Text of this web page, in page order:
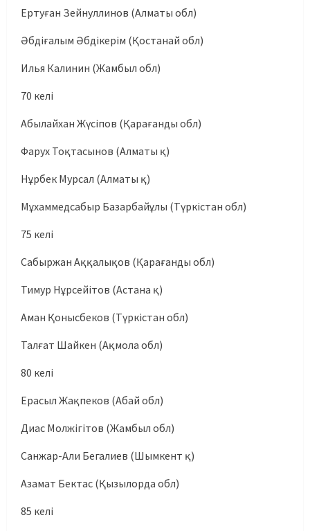
Ертуған Зейнуллинов (Алматы обл)
Әбдіғалым Әбдікерім (Қостанай обл)
Илья Калинин (Жамбыл обл)
70 келі
Абылайхан Жүсіпов (Қарағанды обл)
Фарух Тоқтасынов (Алматы қ)
Нұрбек Мурсал (Алматы қ)
Мұхаммедсабыр Базарбайұлы (Түркістан обл)
75 келi
Сабыржан Аққалықов (Қарағанды обл)
Тимур Нұрсейітов (Астана қ)
Аман Қонысбеков (Түркістан обл)
Талғат Шайкен (Ақмола обл)
80 келі
Ерасыл Жақпеков (Абай обл)
Диас Молжігітов (Жамбыл обл)
Санжар-Али Бегалиев (Шымкент қ)
Азамат Бектас (Қызылорда обл)
85 келі